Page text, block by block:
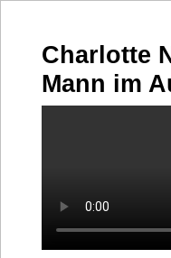
Charlotte
Mann im